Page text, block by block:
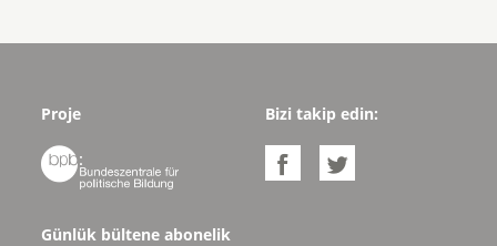
Proje

Bizi takip edin:
 
Günlük bültene abonelik